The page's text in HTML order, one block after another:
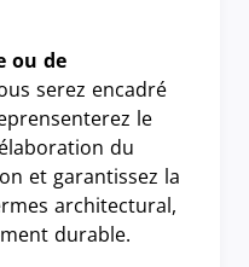
ou de
serez encadré
le
du
et garantissez la
architectural,
durable.